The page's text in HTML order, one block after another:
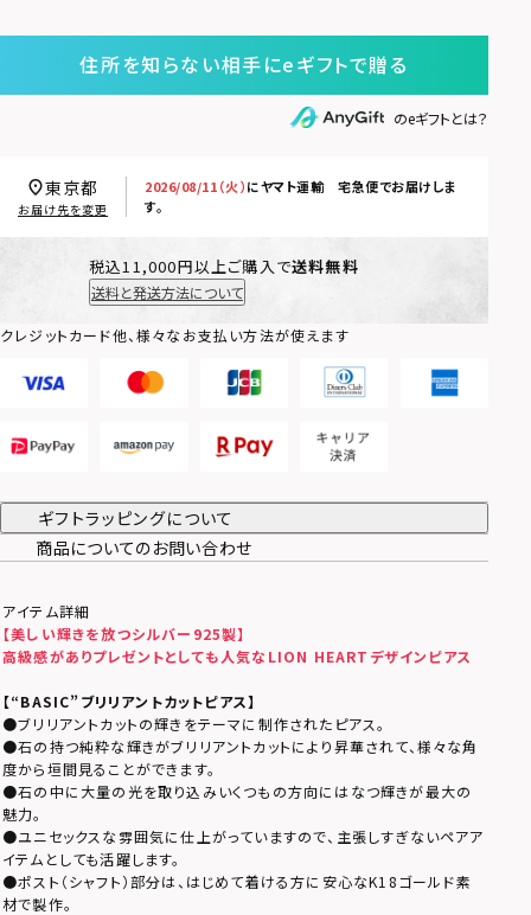
住所を知らない相手にeギフトで贈る
のeギフトとは？
2026/08/11（火）にヤマト運輸 宅急便でお届けしま
す。
東京都
お届け先を変更
税込11,000円以上ご購入で送料無料
送料と発送方法について
クレジットカード他、様々なお支払い方法が使えます
ギフトラッピングについて
商品についてのお問い合わせ
アイテム詳細
【美しい輝きを放つシルバー925製】
高級感がありプレゼントとしても人気なLION HEARTデザインピアス
【“BASIC” ブリリアントカットピアス】
●ブリリアントカットの輝きをテーマに制作されたピアス。
●石の持つ純粋な輝きがブリリアントカットにより昇華されて、様々な角
度から垣間見ることができます。
●石の中に大量の光を取り込みいくつもの方向にはなつ輝きが最大の
魅力。
●ユニセックスな雰囲気に仕上がっていますので、主張しすぎないペアア
イテムとしても活躍します。
●ポスト（シャフト）部分は、はじめて着ける方に安心なK18ゴールド素
材で製作。